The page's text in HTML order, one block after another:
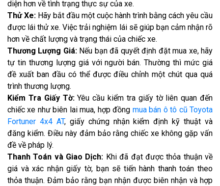
diện hơn về tình trạng thực sự của xe.
Thử Xe: Hãy bắt đầu một cuộc hành trình bằng cách yêu cầu
được lái thử xe. Việc trải nghiệm lái sẽ giúp bạn cảm nhận rõ
hơn về chất lượng và trạng thái của chiếc xe.
Thương Lượng Giá:Nếu bạn đã quyết định đặt mua xe, hãy
tự tin thương lượng giá với người bán. Thường thì mức giá
đề xuất ban đầu có thể được điều chỉnh một chút qua quá
trình thương lượng.
Kiểm Tra Giấy Tờ:Yêu cầu kiểm tra giấy tờ liên quan đến
chiếc xe như biên lai mua, hợp đồng mua bán ô tô cũ Toyota
Fortuner 4x4 AT, giấy chứng nhận kiểm định kỹ thuật và
đăng kiểm. Điều này đảm bảo rằng chiếc xe không gặp vấn
đề về pháp lý.
Thanh Toán và Giao Dịch: Khi đã đạt được thỏa thuận về
giá và xác nhận giấy tờ, bạn sẽ tiến hành thanh toán theo
thỏa thuận. Đảm bảo rằng bạn nhận được biên nhận và hợp